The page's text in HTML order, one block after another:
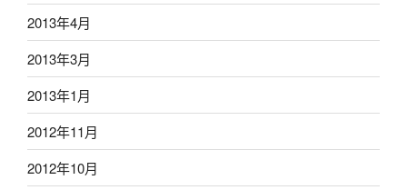
2013年4月
2013年3月
2013年1月
2012年11月
2012年10月